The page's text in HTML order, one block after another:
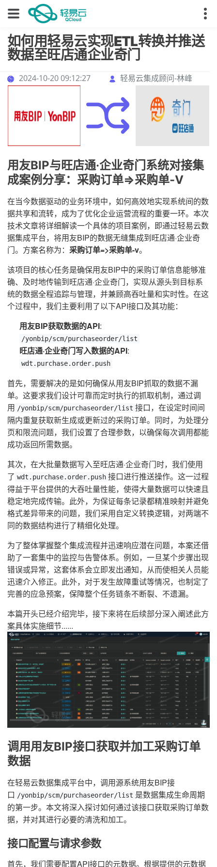
如何用轻易云实现ETL转换并推送
数据至旺店通企业奇门
2024-10-20 09:12:27 轻易云集成顾问-林峰
用友BIP与旺店通·企业奇门系统对接集
成案例分享：采购订单=>采购单-V
在当今数据驱动的业务环境中，如何高效地实现系统间的数
据共享和流转，成为了优化企业运营流程的重要一环。本次
技术文章将详细解读一个具体的项目案例，即通过轻易云数
据集成平台，将用友BIP的数据无缝集成到旺店通·企业奇
门。方案名称为： 采购订单=>采购单-v。
该项目的核心任务是确保用友BIP中的采购订单信息能够准
确、及时地传输到旺店通·企业奇门，实现从源头到目标系
统的数据全程追踪与管理，并兼顾高吞吐量和实时性。在这
个过程中，我们主要利用了以下API接口及其功能：
用友BIP获取数据的API:
/yonbip/scm/purchaseorder/list
旺店通·企业奇门写入数据的API:
wdt.purchase.order.push
首先，需要解决的是如何确保从用友BIP抓取的数据不漏
单。这要求我们设计可靠而定时执行的抓取机制，通过调
用 /yonbip/scm/purchaseorder/list 接口，在设定时间间
隔内重复获取新生成或更新过的采购订单。同时，为处理分
页和限流问题，我们设置了合理参数，以确保每次调用都能
成功返回所需数据。
其次，在大批量数据写入至旺店通·企业奇门时，我们使用
了 wdt.purchase.order.push 接口进行推送操作。这一过程
得益于平台提供的大吞吐量性能，使得大量数据可以快速且
稳定地完成传输。此外，为保证每条记录都精准映射并避免
格式差异带来的问题，我们采用自定义转换逻辑，对两端不
同的数据结构进行了精细化处理。
为了整体掌握整个集成流程并迅速响应潜在问题，本案还借
助了一套集中的监控与告警体系。例如，一旦某个步骤出现
错误或异常，这套体系会立即发出通知，从而使相关人员能
迅速介入修正。此外，对于发生故障重试等情况，也制定了
完善的应急预案，保障整个任务链条不断裂、不遗漏。
本篇开头已经介绍完毕，接下来将在后续部分深入阐述此方
案具体实施细节......
调用用友BIP接口获取并加工采购订单
数据
在轻易云数据集成平台中，调用源系统用友BIP接
口 /yonbip/scm/purchaseorder/list 是数据集成生命周期
的第一步。本文将深入探讨如何通过该接口获取采购订单数
据，并对其进行必要的清洗和加工。
接口配置与请求参数
首先，我们需要配置API接口的元数据。根据提供的元数据